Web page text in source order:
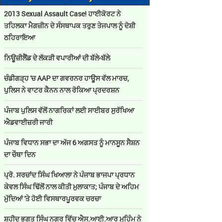
2013 Sexual Assault Case! ਹਾਈਕੋਰਟ ਨੇ
ਤਹਿਲਕਾ ਮੈਗਜ਼ੀਨ ਦੇ ਸੰਸਥਾਪਕ ਤਰੁਣ ਤੇਜਪਾਲ ਨੂੰ ਦੋਸ਼ੀ
ਠਹਿਰਾਇਆ
ਨਿਊਜ਼ੀਲੈਂਡ ਦੇ ਲੱਕੜੀ ਵਪਾਰੀਆਂ ਦੀ ਬੱਲੇ-ਬੱਲੇ
ਚੰਡੀਗੜ੍ਹ 'ਚ AAP ਦਾ ਗਵਰਨਰ ਹਾਊਸ ਵੱਲ ਮਾਰਚ,
ਪੁਲਿਸ ਨੇ ਵਾਟਰ ਕੈਨਨ ਨਾਲ ਰੋਕਿਆ ਪ੍ਰਦਰਸ਼ਨ
ਪੰਜਾਬ ਪੁਲਿਸ ਵੱਲੋਂ ਨਾਗਰਿਕਾਂ ਲਈ ਸਾਈਬਰ ਸੁਰੱਖਿਆ
ਐਡਵਾਈਜ਼ਰੀ ਜਾਰੀ
ਪੰਜਾਬ ਵਿਧਾਨ ਸਭਾ ਦਾ ਅੱਜ 6 ਅਗਸਤ ਨੂੰ ਮਾਨਸੂਨ ਸੈਸ਼ਨ
ਦਾ ਚੌਥਾ ਦਿਨ
ਪ੍ਰੋ. ਸਰਚਾਂਦ ਸਿੰਘ ਖਿਆਲਾ ਨੇ ਪੰਜਾਬ ਭਾਜਪਾ ਪ੍ਰਧਾਨ
ਕੇਵਲ ਸਿੰਘ ਢਿੱਲੋਂ ਨਾਲ ਕੀਤੀ ਮੁਲਾਕਾਤ; ਪੰਜਾਬ ਦੇ ਅਹਿਮ
ਮੁੱਦਿਆਂ 'ਤੇ ਹੋਈ ਵਿਸਥਾਰਪੂਰਵਕ ਚਰਚਾ
ਸ਼ਹੀਦ ਭਗਤ ਸਿੰਘ ਨਗਰ ਵਿੱਚ ਐਸ.ਆਈ.ਆਰ ਮੁਹਿੰਮ ਨੇ